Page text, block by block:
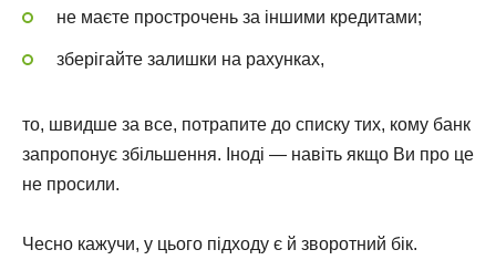
не маєте прострочень за іншими кредитами;
зберігайте залишки на рахунках,
то, швидше за все, потрапите до списку тих, кому банк
запропонує збільшення. Іноді — навіть якщо Ви про це
не просили.
Чесно кажучи, у цього підходу є й зворотний бік.